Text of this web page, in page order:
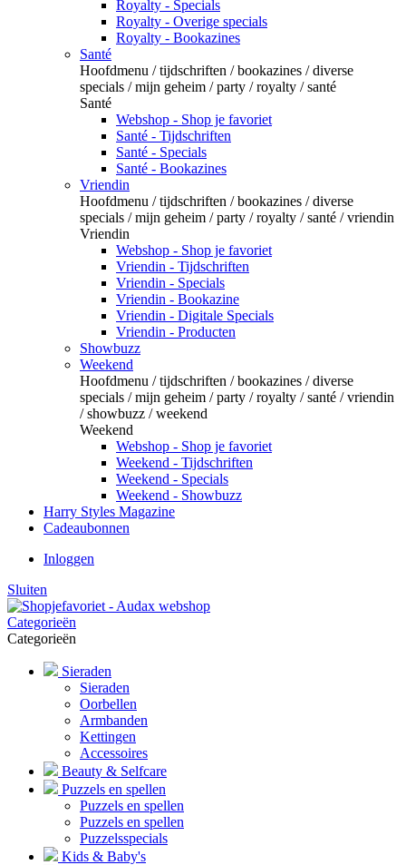
Royalty - Specials
Royalty - Overige specials
Royalty - Bookazines
Santé
Hoofdmenu / tijdschriften / bookazines / diverse
specials / mijn geheim / party / royalty / santé
Santé
Webshop - Shop je favoriet
Santé - Tijdschriften
Santé - Specials
Santé - Bookazines
Vriendin
Hoofdmenu / tijdschriften / bookazines / diverse
specials / mijn geheim / party / royalty / santé / vriendin
Vriendin
Webshop - Shop je favoriet
Vriendin - Tijdschriften
Vriendin - Specials
Vriendin - Bookazine
Vriendin - Digitale Specials
Vriendin - Producten
Showbuzz
Weekend
Hoofdmenu / tijdschriften / bookazines / diverse
specials / mijn geheim / party / royalty / santé / vriendin
/ showbuzz / weekend
Weekend
Webshop - Shop je favoriet
Weekend - Tijdschriften
Weekend - Specials
Weekend - Showbuzz
Harry Styles Magazine
Cadeaubonnen
Inloggen
Sluiten
Categorieën
Categorieën
Sieraden
Sieraden
Oorbellen
Armbanden
Kettingen
Accessoires
Beauty & Selfcare
Puzzels en spellen
Puzzels en spellen
Puzzels en spellen
Puzzelsspecials
Kids & Baby's